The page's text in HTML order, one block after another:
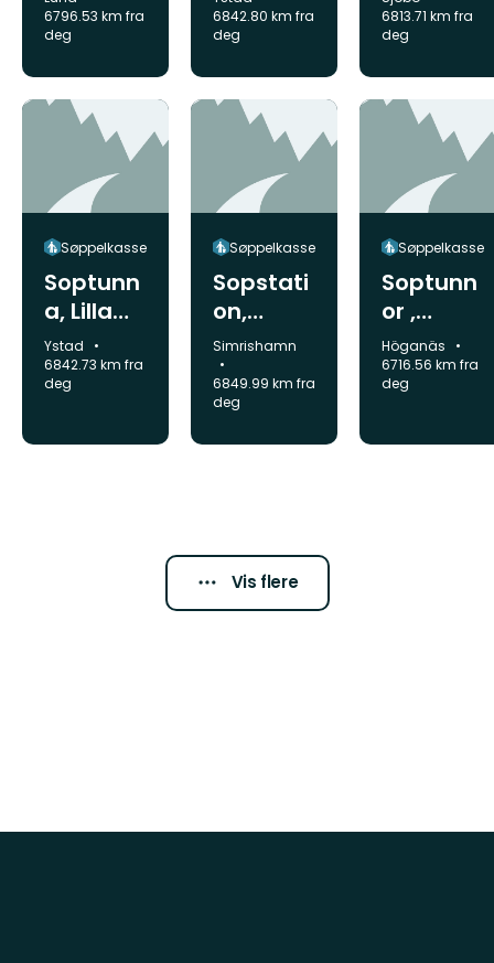
6796.53 km fra
deg
6842.80 km fra
deg
a
badplat
sen,
Lundviva
6813.71 km fra
deg
Søppelkasse
Soptunn
a, Lilla
Köpinge
Kommune:
Ystad
6842.73 km fra
deg
Søppelkasse
Sopstati
on,
Stenshu
vud
Kommune:
Simrishamn
6849.99 km fra
deg
Søppelkasse
Soptunn
or ,
Västra
Kullaber
g
Kommune:
Höganäs
6716.56 km fra
deg
Vis flere